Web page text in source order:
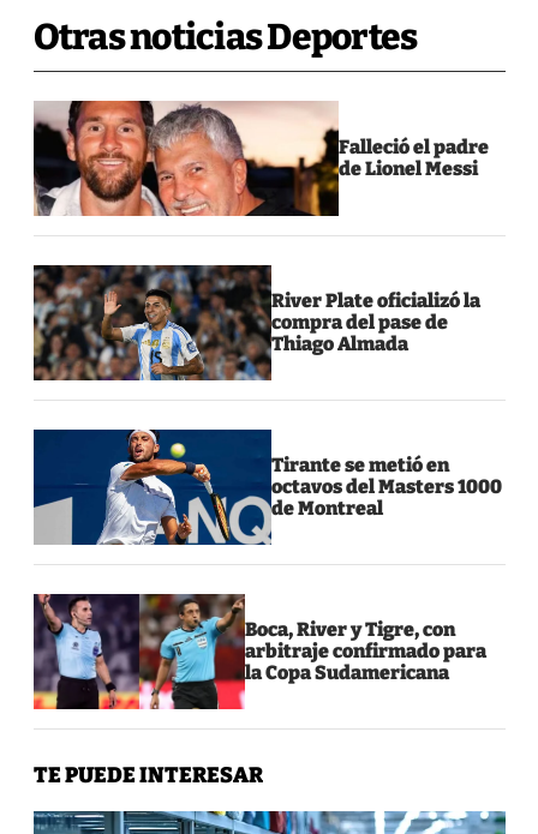
Otras noticias Deportes
Falleció el padre
de Lionel Messi
River Plate oficializó la
compra del pase de
Thiago Almada
Tirante se metió en
octavos del Masters 1000
de Montreal
Boca, River y Tigre, con
arbitraje confirmado para
la Copa Sudamericana
TE PUEDE INTERESAR